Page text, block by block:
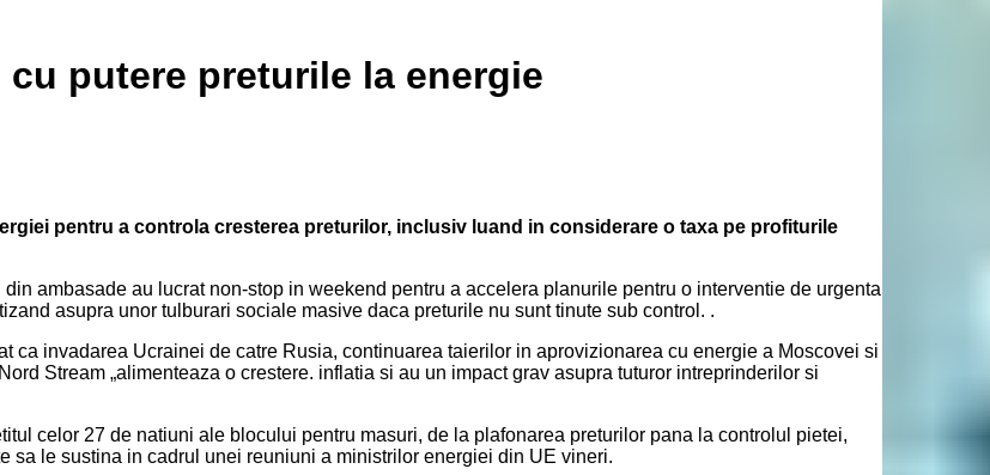
putere preturile la energie
pentru a controla cresterea preturilor, inclusiv luand in considerare o taxa pe profiturile
ambasade au lucrat non-stop in weekend pentru a accelera planurile pentru o interventie de urgenta
asupra unor tulburari sociale masive daca preturile nu sunt tinute sub control. .
ca invadarea Ucrainei de catre Rusia, continuarea taierilor in aprovizionarea cu energie a Moscovei si
Stream „alimenteaza o crestere. inflatia si au un impact grav asupra tuturor intreprinderilor si
celor 27 de natiuni ale blocului pentru masuri, de la plafonarea preturilor pana la controlul pietei,
sa le sustina in cadrul unei reuniuni a ministrilor energiei din UE vineri.